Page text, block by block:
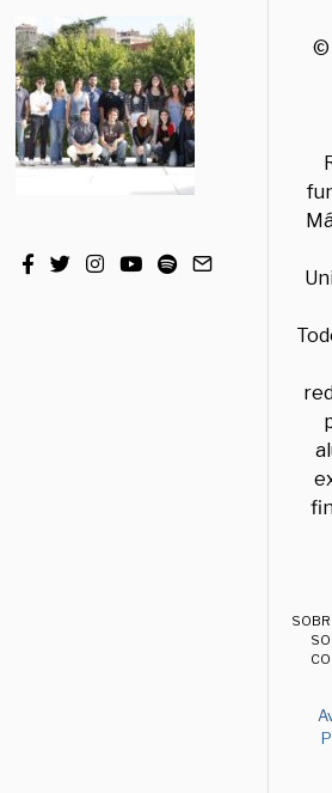
©